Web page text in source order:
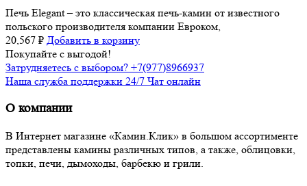
Печь Elegant – это классическая печь-камин от известного
польского производителя компании Евроком,
20,567 ₽ Добавить в корзину
Покупайте с выгодой!
Затрудняетесь с выбором? +7(977)8966937
Наша служба поддержки 24/7 Чат онлайн
О компании
В Интернет магазине «Камин.Клик» в большом ассортименте
представлены камины различных типов, а также, облицовки,
топки, печи, дымоходы, барбекю и грили.